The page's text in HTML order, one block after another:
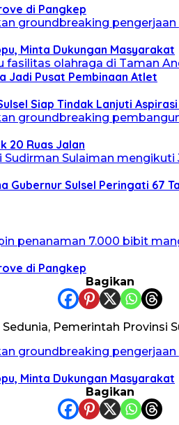
di Pangkep
Minta Dukungan Masyarakat
Jadi Pusat Pembinaan Atlet
Siap Tindak Lanjuti
20 Ruas Jalan
Sulsel Peringati 67
di Pangkep
Bagikan
Pemerintah
Minta Dukungan Masyarakat
Bagikan